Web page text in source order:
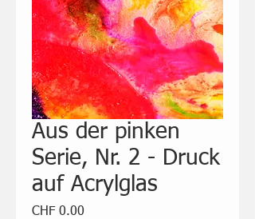
Aus der pinken
Serie, Nr. 2 - Druck
auf Acrylglas
CHF 0.00